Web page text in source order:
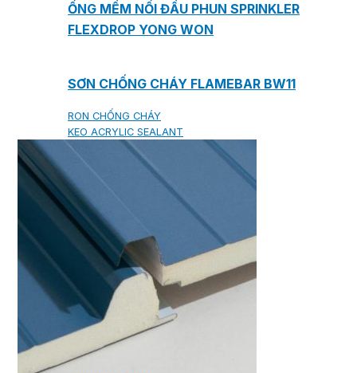
ỐNG MỀM NỐI ĐẦU PHUN SPRINKLER
FLEXDROP YONG WON
SƠN CHỐNG CHÁY FLAMEBAR BW11
RON CHỐNG CHÁY
KEO ACRYLIC SEALANT
Sản phẩm Kiến trúc
NGÓI BITUM PHỦ ĐÁ IKO
MARATHON (VIÊN GẠCH)
ARMOURSHIELD (TỔ ONG)
SUPERGLASS BIBER (VẢY CÁ)
CAMBRIDGE (XẾP LỚP)
CAMBRIDGE XTREME
DYNASTY
ARMOURSHAKE